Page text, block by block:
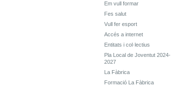
Em vull formar
Fes salut
Vull fer esport
Accés a internet
Entitats i col·lectius
Pla Local de Joventut 2024-
2027
La Fàbrica
Formació La Fàbrica